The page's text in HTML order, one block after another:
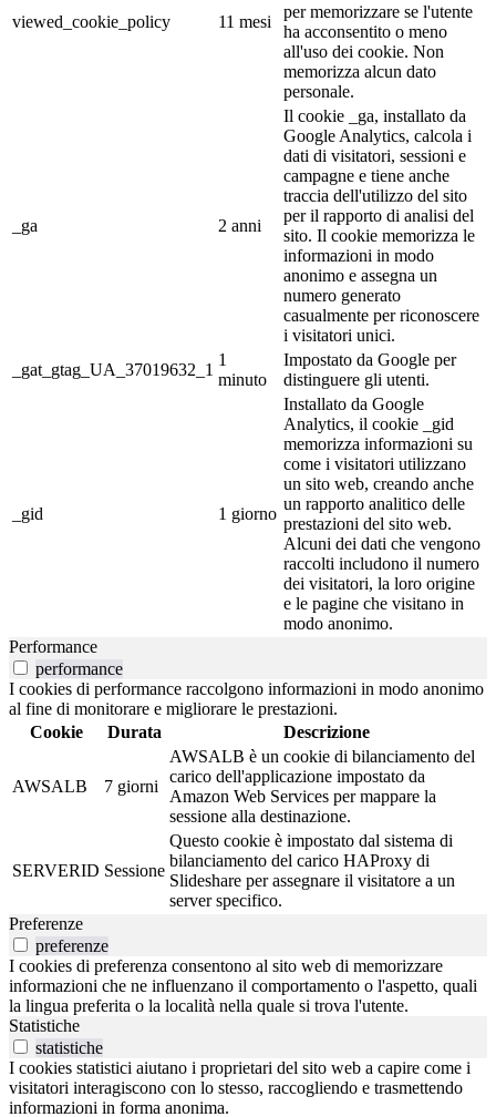
viewed_cookie_policy 11 mesi
per memorizzare se l'utente
ha acconsentito o meno
all'uso dei cookie. Non
memorizza alcun dato
personale.
_ga 2 anni
Il cookie _ga, installato da
Google Analytics, calcola i
dati di visitatori, sessioni e
campagne e tiene anche
traccia dell'utilizzo del sito
per il rapporto di analisi del
sito. Il cookie memorizza le
informazioni in modo
anonimo e assegna un
numero generato
casualmente per riconoscere
i visitatori unici.
_gat_gtag_UA_37019632_1
1
minuto
Impostato da Google per
distinguere gli utenti.
_gid 1 giorno
Installato da Google
Analytics, il cookie _gid
memorizza informazioni su
come i visitatori utilizzano
un sito web, creando anche
un rapporto analitico delle
prestazioni del sito web.
Alcuni dei dati che vengono
raccolti includono il numero
dei visitatori, la loro origine
e le pagine che visitano in
modo anonimo.
Performance
performance
I cookies di performance raccolgono informazioni in modo anonimo
al fine di monitorare e migliorare le prestazioni.
Cookie
Durata Descrizione
AWSALB 7 giorni
AWSALB è un cookie di bilanciamento del
carico dell'applicazione impostato da
Amazon Web Services per mappare la
sessione alla destinazione.
SERVERID Sessione
Questo cookie è impostato dal sistema di
bilanciamento del carico HAProxy di
Slideshare per assegnare il visitatore a un
server specifico.
Preferenze
preferenze
I cookies di preferenza consentono al sito web di memorizzare
informazioni che ne influenzano il comportamento o l'aspetto, quali
la lingua preferita o la località nella quale si trova l'utente.
Statistiche
statistiche
I cookies statistici aiutano i proprietari del sito web a capire come i
visitatori interagiscono con lo stesso, raccogliendo e trasmettendo
informazioni in forma anonima.